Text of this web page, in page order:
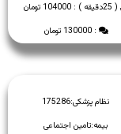
( 25دقیقه ) : 104000 تومان
: 130000 تومان
نظام پزشکی:175286
بیمه:تامین اجتماعی